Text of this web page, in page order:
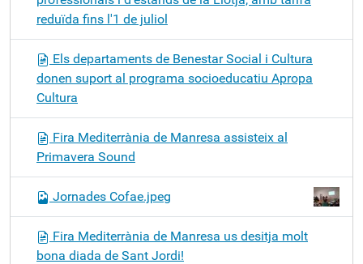
reduïda fins l'1 de juliol
Els departaments de Benestar Social i Cultura
donen suport al programa socioeducatiu Apropa
Cultura
Fira Mediterrània de Manresa assisteix al
Primavera Sound
Jornades Cofae.jpeg
Fira Mediterrània de Manresa us desitja molt
bona diada de Sant Jordi!